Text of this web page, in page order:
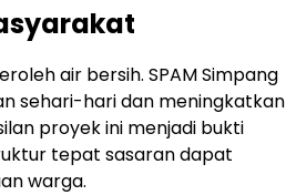
air bersih. SPAM Simpang
sehari-hari dan meningkatkan
proyek ini menjadi bukti
tepat sasaran dapat
warga.